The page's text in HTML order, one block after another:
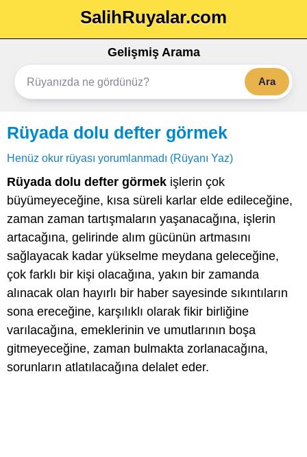
SalihRuyalar.com
Gelişmiş Arama
Ara
Rüyada dolu defter görmek
Henüz okur rüyası yorumlanmadı (Rüyanı Yaz)
Rüyada dolu defter görmek işlerin çok
büyümeyeceğine, kısa süreli karlar elde edileceğine,
zaman zaman tartışmaların yaşanacağına, işlerin
artacağına, gelirinde alım gücünün artmasını
sağlayacak kadar yükselme meydana geleceğine,
çok farklı bir kişi olacağına, yakın bir zamanda
alınacak olan hayırlı bir haber sayesinde sıkıntıların
sona ereceğine, karşılıklı olarak fikir birliğine
varılacağına, emeklerinin ve umutlarının boşa
gitmeyeceğine, zaman bulmakta zorlanacağına,
sorunların atlatılacağına delalet eder.